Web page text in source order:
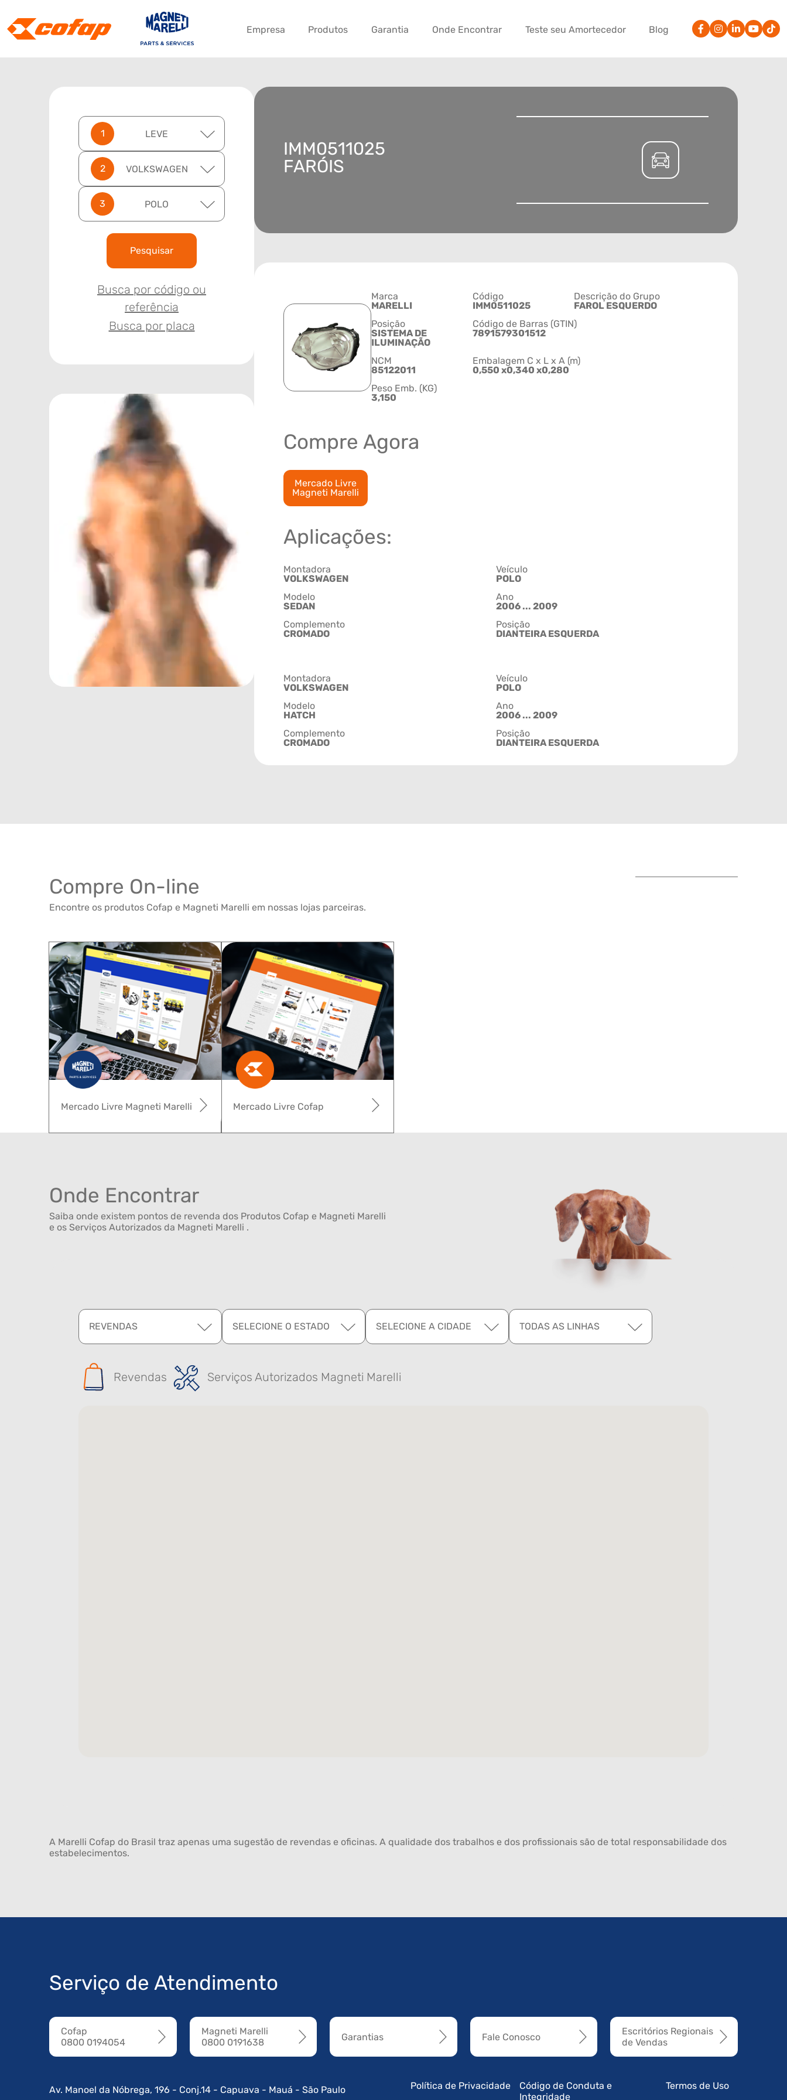
Empresa Produtos Garantia Onde Encontrar Teste seu Amortecedor Blog
LEVE
VOLKSWAGEN
POLO
Pesquisar
Busca por código ou
referência
Busca por placa
IMM0511025
FARÓIS
Marca
MARELLI
Código
IMM0511025
Descrição do Grupo
FAROL ESQUERDO
Posição
SISTEMA DE
ILUMINAÇÃO
Código de Barras (GTIN)
7891579301512
NCM
85122011
Embalagem C x L x A (m)
0,550 x0,340 x0,280
Peso Emb. (KG)
3,150
Compre Agora
Mercado Livre
Magneti Marelli
Aplicações:
Montadora
VOLKSWAGEN
Veículo
POLO
Modelo
SEDAN
Ano
2006 ... 2009
Complemento
CROMADO
Posição
DIANTEIRA ESQUERDA
Montadora
VOLKSWAGEN
Veículo
POLO
Modelo
HATCH
Ano
2006 ... 2009
Complemento
CROMADO
Posição
DIANTEIRA ESQUERDA
Compre On-line
Encontre os produtos Cofap e Magneti Marelli em nossas lojas parceiras.
Mercado Livre Cofap
Mercado Livre Magneti Marelli
Onde Encontrar
Saiba onde existem pontos de revenda dos Produtos Cofap e Magneti Marelli
e os Serviços Autorizados da Magneti Marelli .
REVENDAS SELECIONE O ESTADO SELECIONE A CIDADE TODAS AS LINHAS
Revendas Serviços Autorizados Magneti Marelli
A Marelli Cofap do Brasil traz apenas uma sugestão de revendas e oficinas. A qualidade dos trabalhos e dos profissionais são de total responsabilidade dos
estabelecimentos.
Serviço de Atendimento
Cofap
0800 0194054
Magneti Marelli
0800 0191638
Garantias Fale Conosco
Escritórios Regionais
de Vendas
Av. Manoel da Nóbrega, 196 - Conj.14 - Capuava - Mauá - São Paulo Termos de Uso
Código de Conduta e
Integridade
Política de Privacidade